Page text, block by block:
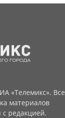
«Телемикс». Все
материалов
с редакцией.